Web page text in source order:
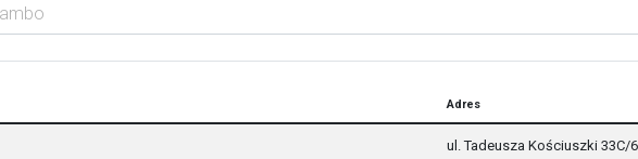
Adres
ul. Tadeusza Kościuszki 33C/